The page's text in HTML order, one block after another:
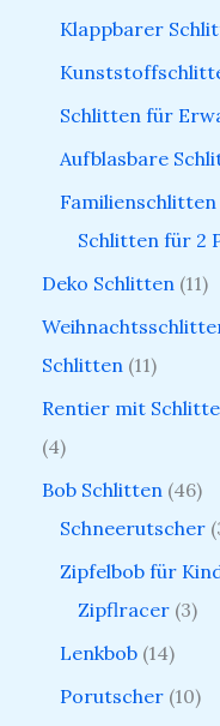
Klappbarer
Schlitten für
Aufblasbare
Familienschlitten
Schlitten für 2
Deko Schlitten 11
Schlitten 11
Rentier mit
4
Bob Schlitten 46
Schneerutscher
Zipfelbob für
Zipflracer 3
Lenkbob 14
Porutscher 10